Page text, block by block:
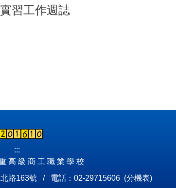
習工作週誌
:::
高 級 商 工 職 業 學 校
北路163號 / 電話：02-29715606 (分機表)